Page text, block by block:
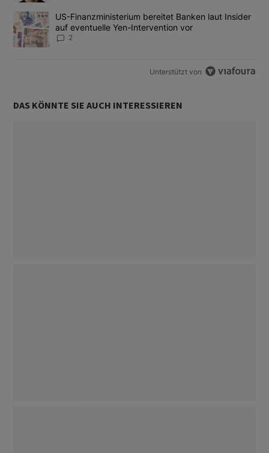
Ein Trendartikel mit dem Titel "US-Finanzministerium bereitet
US-Finanzministerium bereitet Banken laut Insider
auf eventuelle Yen-Intervention vor
2
Unterstützt von
DAS KÖNNTE SIE AUCH INTERESSIEREN